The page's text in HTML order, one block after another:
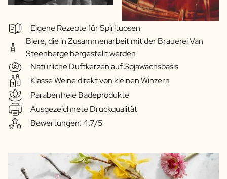
Eigene Rezepte für Spirituosen
Biere, die in Zusammenarbeit mit der Brauerei Van
Steenberge hergestellt werden
Natürliche Duftkerzen auf Sojawachsbasis
Klasse Weine direkt von kleinen Winzern
Parabenfreie Badeprodukte
Ausgezeichnete Druckqualität
Bewertungen: 4,7/5